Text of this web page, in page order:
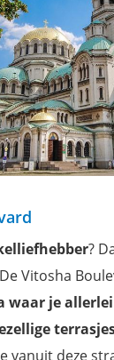
?
Vitosha
waar je
vanuit deze